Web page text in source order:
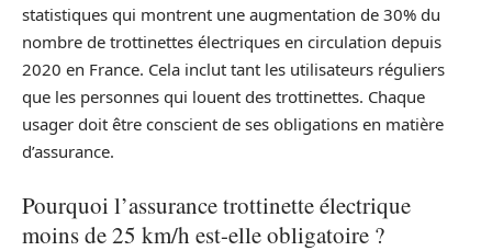
statistiques qui montrent une augmentation de 30% du
nombre de trottinettes électriques en circulation depuis
2020 en France. Cela inclut tant les utilisateurs réguliers
que les personnes qui louent des trottinettes. Chaque
usager doit être conscient de ses obligations en matière
d’assurance.
Pourquoi l’assurance trottinette électrique
moins de 25 km/h est-elle obligatoire ?